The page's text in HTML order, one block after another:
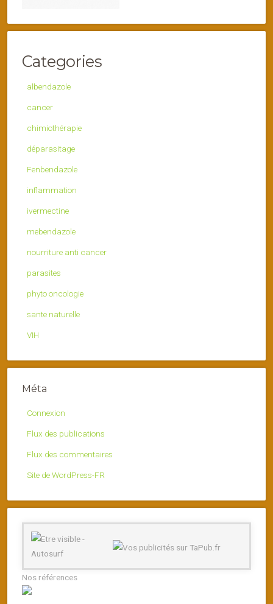
Categories
albendazole
cancer
chimiothérapie
déparasitage
Fenbendazole
inflammation
ivermectine
mebendazole
nourriture anti cancer
parasites
phyto oncologie
sante naturelle
VIH
Méta
Connexion
Flux des publications
Flux des commentaires
Site de WordPress-FR
Nos références